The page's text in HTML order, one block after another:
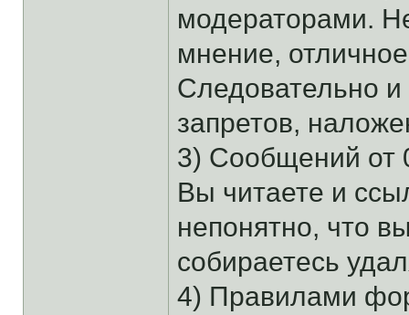
модераторами.
мнение,
Следовательно и
запретов,
3) Сообщений от
Вы читаете и
непонятно, что
собираетесь
4) Правилами